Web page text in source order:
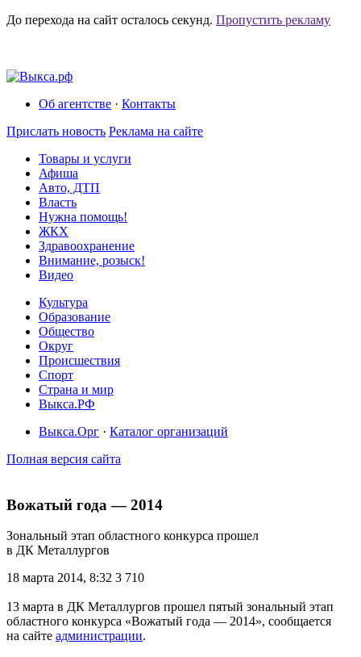
До перехода на сайт осталось секунд. Пропустить рекламу
Об агентстве · Контакты
Прислать новость Реклама на сайте
Товары и услуги
Афиша
Авто, ДТП
Власть
Нужна помощь!
ЖКХ
Здравоохранение
Внимание, розыск!
Видео
Культура
Образование
Общество
Округ
Происшествия
Спорт
Страна и мир
Выкса.РФ
Выкса.Орг · Каталог организаций
Полная версия сайта
Вожатый года — 2014
Зональный этап областного конкурса прошел
в ДК Металлургов
18 марта 2014, 8:32 3 710
13 марта в ДК Металлургов прошел пятый зональный этап
областного конкурса «Вожатый года — 2014», сообщается
на сайте администрации.